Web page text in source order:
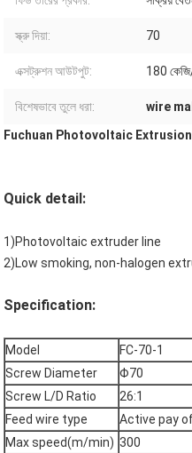
স্ক্রু দিয়া: 70
এক্সট্রুশন আউটপুট: 180 কেজি/
বিশেষভাবে তুলে ধরা: wire
Fuchuan Photovoltaic
Quick detail:
1)Photovoltaic extruder line
2)Low smoking, non-halogen
Specification:
Model
FC-70-1
Screw Diameter
Φ70
Screw L/D Ratio
26:1
Feed wire type
Active pay
Max speed(m/min) 300